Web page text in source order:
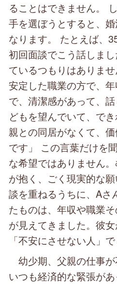
ることはできません。
手を選ぼうとすると、
なります。 たとえば、
初回面談でこう話しま
ているつもりはありま
安定した職業の方で、
で、清潔感があって、
どもを望んでいて、でき
親との同居がなくて、
です」 この言葉だけを
な希望ではありません
が抱く、ごく現実的な
談を重ねるうちに、Aさ
たものは、年収や職業
が見えてきました。彼
「不安にさせない人」で
幼少期、父親の仕事
いつも経済的な緊張が